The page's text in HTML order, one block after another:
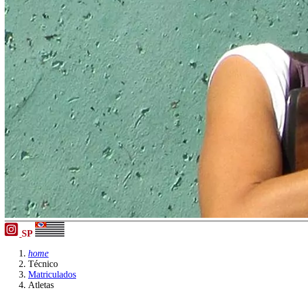
SP
home
Técnico
Matriculados
Atletas